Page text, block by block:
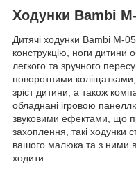
Ходунки Bambi
Дитячі ходунки Bambi M-
конструкцію, ноги дитини
легкого та зручного
поворотними
зріст дитини, а також
обладнані ігровою
звуковими ефектами, що
захоплення, такі ходунки
вашого малюка та з ними
ходити.